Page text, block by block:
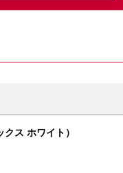
ス ホワイト）